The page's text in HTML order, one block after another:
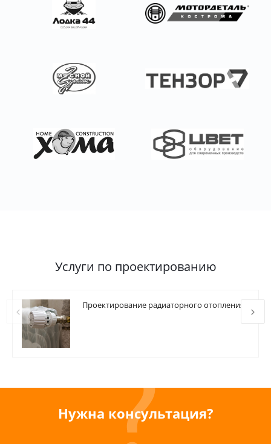
Услуги по проектированию
Проектирование радиаторного отопления
Нужна консультация?